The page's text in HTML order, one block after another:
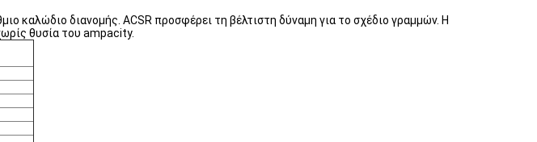
καλώδιο διανομής. ACSR προσφέρει τη βέλτιστη δύναμη για το σχέδιο γραμμών. Η
θυσία του ampacity.